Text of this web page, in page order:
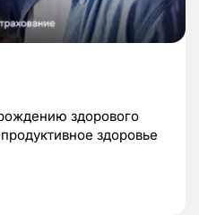
здорового
здоровье